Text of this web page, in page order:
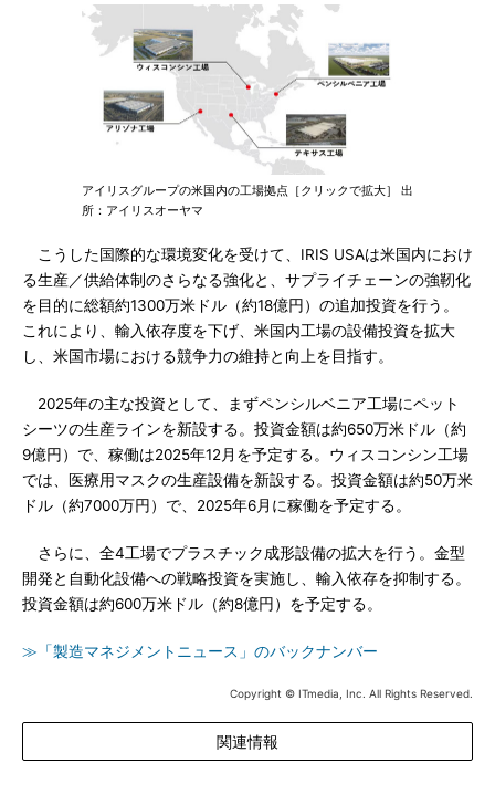
アイリスグループの米国内の工場拠点［クリックで拡大］ 出
所：アイリスオーヤマ
こうした国際的な環境変化を受けて、IRIS USAは米国内におけ
る生産／供給体制のさらなる強化と、サプライチェーンの強靭化
を目的に総額約1300万米ドル（約18億円）の追加投資を行う。
これにより、輸入依存度を下げ、米国内工場の設備投資を拡大
し、米国市場における競争力の維持と向上を目指す。
2025年の主な投資として、まずペンシルベニア工場にペット
シーツの生産ラインを新設する。投資金額は約650万米ドル（約
9億円）で、稼働は2025年12月を予定する。ウィスコンシン工場
では、医療用マスクの生産設備を新設する。投資金額は約50万米
ドル（約7000万円）で、2025年6月に稼働を予定する。
さらに、全4工場でプラスチック成形設備の拡大を行う。金型
開発と自動化設備への戦略投資を実施し、輸入依存を抑制する。
投資金額は約600万米ドル（約8億円）を予定する。
≫「製造マネジメントニュース」のバックナンバー
Copyright © ITmedia, Inc. All Rights Reserved.
関連情報